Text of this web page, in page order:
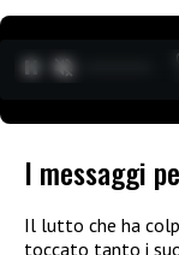
I messaggi
Il lutto che ha
toccato tanto i